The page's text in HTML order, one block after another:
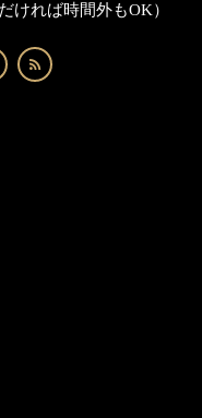
ければ時間外もOK）